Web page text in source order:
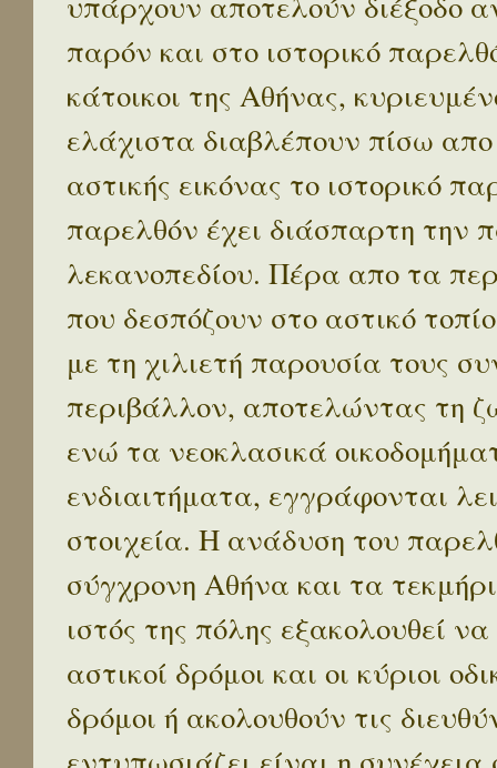
παρόν και στο ιστορικό
κάτοικοι της Αθήνας,
ελάχιστα διαβλέπουν πίσω
αστικής εικόνας το ιστορικό
παρελθόν έχει διάσπαρτη την
λεκανοπεδίου. Πέρα απο τα
που δεσπόζουν στο αστικό
με τη χιλιετή παρουσία τους
περιβάλλον, αποτελώντας τη
ενώ τα νεοκλασικά
ενδιαιτήματα, εγγράφονται
στοιχεία. Η ανάδυση του
σύγχρονη Αθήνα και τα
ιστός της πόλης εξακολουθεί
αστικοί δρόμοι και οι κύριοι
δρόμοι ή ακολουθούν τις